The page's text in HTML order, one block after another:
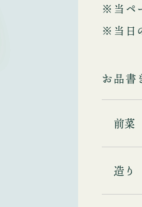
※当ペ
※当日
お品書
前菜
造り